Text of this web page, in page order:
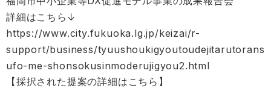
詳細はこちら↓
https://www.city.fukuoka.lg.jp/keizai/r-
support/business/tyuushoukigyoutoudejitarutorans
ufo-me-shonsokusinmoderujigyou2.html
【採択された提案の詳細はこちら】